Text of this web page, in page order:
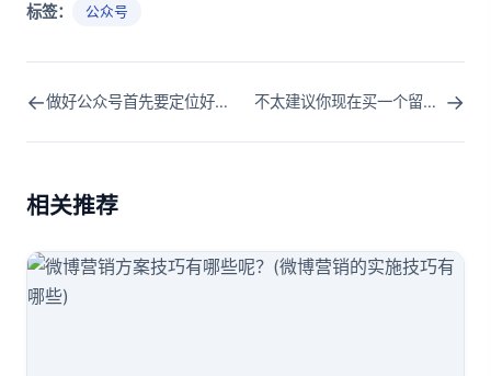
标签： 公众号
← 做好公众号首先要定位好公众号，打造独特的特点！ 不太建议你现在买一个留言公众号，原因在这！ →
相关推荐